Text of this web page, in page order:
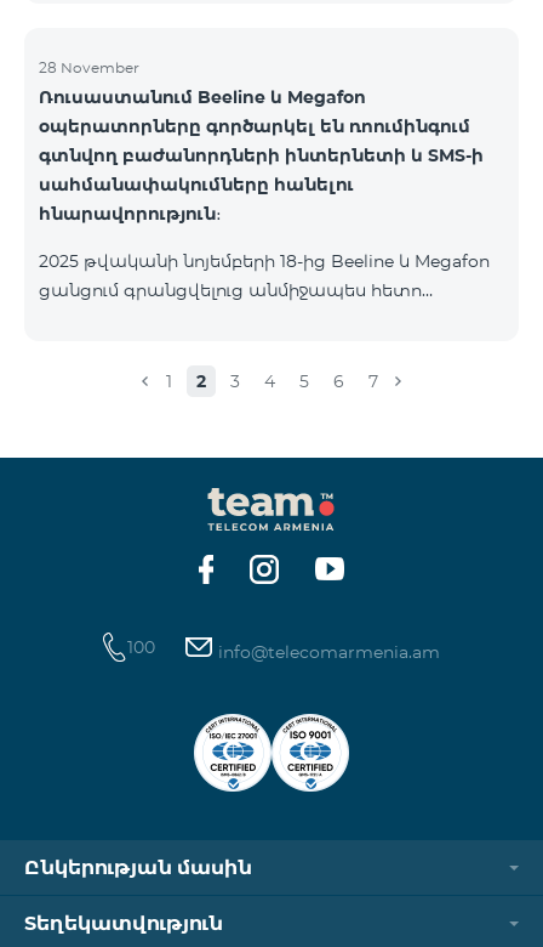
սակագնային փաթեթին, որի շրջանակներում
կստանան անսահմանափակ ինտերնետ, 2000
րոպե դեպի ՀՀ բոլոր ցանցեր, ԱՄՆ, Կանադա, ՌԴ
Beeline և Tele2 ցանցեր, 500 SMS, 200 ՄԲ
ռոումինգում, 60 TV ալիք։ «BeFree 5000 unlimit»
սակագնային փաթեթի ամսավճարը կազմում է
սակագնային փաթեթը կդադարի գ
28 November
Ռուսաստանում Beeline և Megafon
օպերատորները գործարկել են ռոումինգում
գտնվող բաժանորդների ինտերնետի և SMS-ի
սահմանափակումները հանելու
հնարավորություն։
2025 թվականի նոյեմբերի 18-ից Beeline և Megafon
ցանցում գրանցվելուց անմիջապես հետո
էջին։ Ստուգումը հաջողությամբ անցնելուց հետո
կերպով։ Խնդրում ենք ուշադրություն դարձնել, որ
Captcha հղումն աշխատում է միայն
համապատասխան օպերատորի բջջային
ցանցին միացված լինելու դեպքում։ Wi-Fi-ը և VPN-
ը պետք է անջատված լինեն, հակառակ դեպքում
1 2 3 4 5 6 7
100 info@telecomarmenia.am
Ընկերության մասին
Տեղեկատվություն